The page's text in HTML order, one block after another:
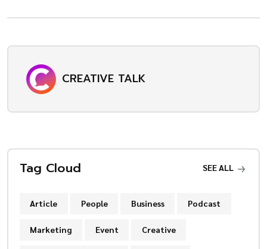
CREATIVE TALK
Tag Cloud SEE ALL
Article People Business Podcast
Marketing Event Creative